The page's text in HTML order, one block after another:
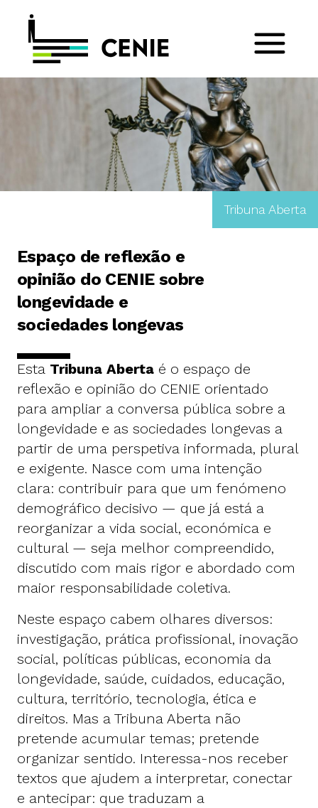
Tribuna Aberta
Espaço de reflexão e
opinião do CENIE sobre
longevidade e
sociedades longevas
Esta Tribuna Aberta é o espaço de
reflexão e opinião do CENIE orientado
para ampliar a conversa pública sobre a
longevidade e as sociedades longevas a
partir de uma perspetiva informada, plural
e exigente. Nasce com uma intenção
clara: contribuir para que um fenómeno
demográfico decisivo — que já está a
reorganizar a vida social, económica e
cultural — seja melhor compreendido,
discutido com mais rigor e abordado com
maior responsabilidade coletiva.
Neste espaço cabem olhares diversos:
investigação, prática profissional, inovação
social, políticas públicas, economia da
longevidade, saúde, cuidados, educação,
cultura, território, tecnologia, ética e
direitos. Mas a Tribuna Aberta não
pretende acumular temas; pretende
organizar sentido. Interessa-nos receber
textos que ajudem a interpretar, conectar
e antecipar: que traduzam a